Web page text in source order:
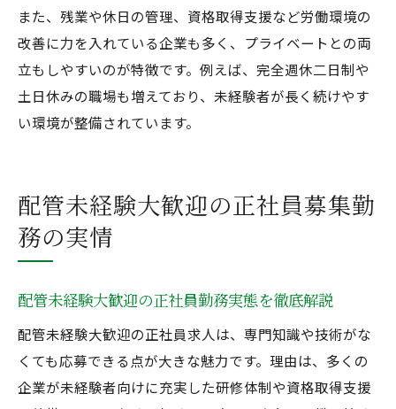
また、残業や休日の管理、資格取得支援など労働環境の
改善に力を入れている企業も多く、プライベートとの両
立もしやすいのが特徴です。例えば、完全週休二日制や
土日休みの職場も増えており、未経験者が長く続けやす
い環境が整備されています。
配管未経験大歓迎の正社員募集勤
務の実情
配管未経験大歓迎の正社員勤務実態を徹底解説
配管未経験大歓迎の正社員求人は、専門知識や技術がな
くても応募できる点が大きな魅力です。理由は、多くの
企業が未経験者向けに充実した研修体制や資格取得支援